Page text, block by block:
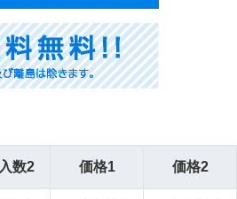
入数2 価格1 価格2